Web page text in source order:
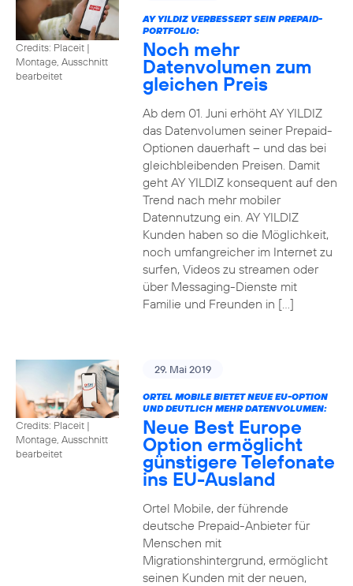
Credits: Placeit |
Montage, Ausschnitt
bearbeitet
AY YILDIZ VERBESSERT SEIN PREPAID-
PORTFOLIO:
Noch mehr
Datenvolumen zum
gleichen Preis
Ab dem 01. Juni erhöht AY YILDIZ
das Datenvolumen seiner Prepaid-
Optionen dauerhaft – und das bei
gleichbleibenden Preisen. Damit
geht AY YILDIZ konsequent auf den
Trend nach mehr mobiler
Datennutzung ein. AY YILDIZ
Kunden haben so die Möglichkeit,
noch umfangreicher im Internet zu
surfen, Videos zu streamen oder
über Messaging-Dienste mit
Familie und Freunden in […]
Credits: Placeit |
Montage, Ausschnitt
bearbeitet
29. Mai 2019
ORTEL MOBILE BIETET NEUE EU-OPTION
UND DEUTLICH MEHR DATENVOLUMEN:
Neue Best Europe
Option ermöglicht
günstigere Telefonate
ins EU-Ausland
Ortel Mobile, der führende
deutsche Prepaid-Anbieter für
Menschen mit
Migrationshintergrund, ermöglicht
seinen Kunden mit der neuen,